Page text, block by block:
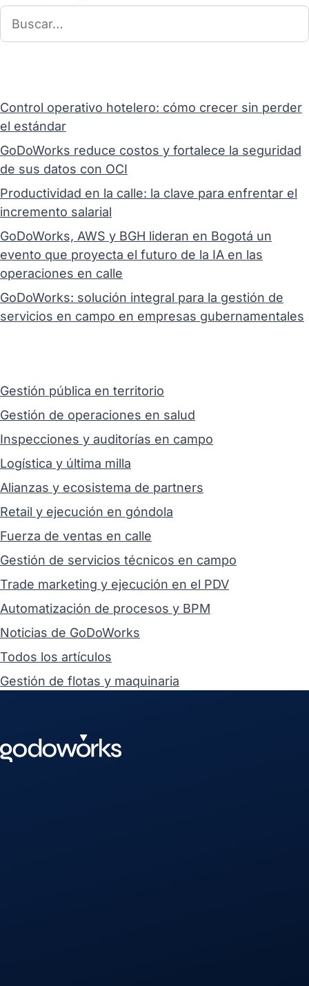
Control operativo hotelero: cómo crecer sin perder
el estándar
GoDoWorks reduce costos y fortalece la seguridad
de sus datos con OCI
Productividad en la calle: la clave para enfrentar el
incremento salarial
GoDoWorks, AWS y BGH lideran en Bogotá un
evento que proyecta el futuro de la IA en las
operaciones en calle
GoDoWorks: solución integral para la gestión de
servicios en campo en empresas gubernamentales
Gestión pública en territorio
Gestión de operaciones en salud
Inspecciones y auditorías en campo
Logística y última milla
Alianzas y ecosistema de partners
Retail y ejecución en góndola
Fuerza de ventas en calle
Gestión de servicios técnicos en campo
Trade marketing y ejecución en el PDV
Automatización de procesos y BPM
Noticias de GoDoWorks
Todos los artículos
Gestión de flotas y maquinaria